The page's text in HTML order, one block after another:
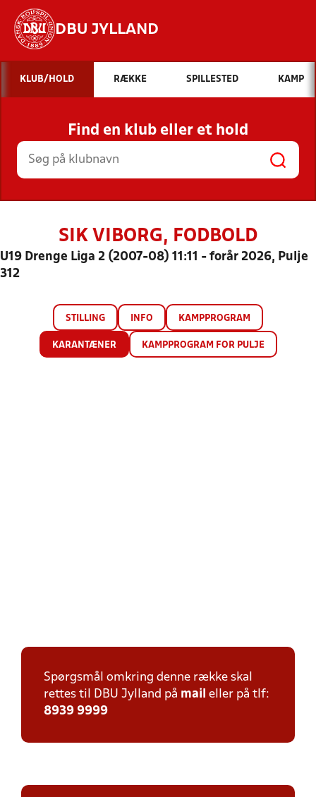
DBU JYLLAND
Hvad vil du søge efter?
INDHOLD OG NYHEDER
STILLINGER, RESULTATER, KLUBBER OG
HOLD
KLUB/HOLD RÆKKE SPILLESTED KAMP
Find en klub eller et hold
SIK VIBORG, FODBOLD
U19 Drenge Liga 2 (2007-08) 11:11 - forår 2026, Pulje
312
STILLING INFO KAMPPROGRAM
KARANTÆNER KAMPPROGRAM FOR PULJE
Spørgsmål omkring denne række skal
rettes til DBU Jylland på mail eller på tlf:
8939 9999